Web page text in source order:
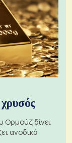
Ορμούζ δίνει
ανοδικά